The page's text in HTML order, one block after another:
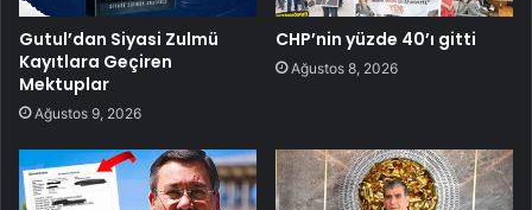
Gutul’dan Siyasi Zulmü
Kayıtlara Geçiren
Mektuplar
Ağustos 9, 2026
CHP’nin yüzde 40’ı gitti
Ağustos 8, 2026